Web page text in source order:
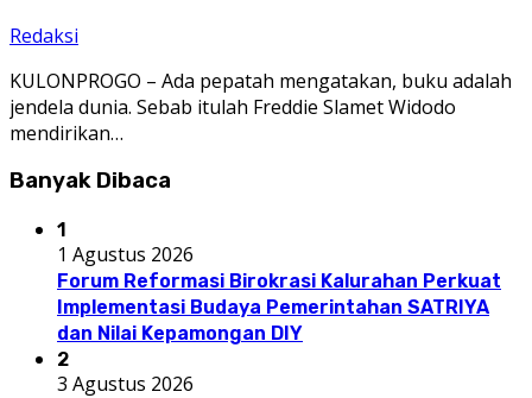
Redaksi
KULONPROGO – Ada pepatah mengatakan, buku adalah
jendela dunia. Sebab itulah Freddie Slamet Widodo
mendirikan…
Banyak Dibaca
1
1 Agustus 2026
Forum Reformasi Birokrasi Kalurahan Perkuat
Implementasi Budaya Pemerintahan SATRIYA
dan Nilai Kepamongan DIY
2
3 Agustus 2026